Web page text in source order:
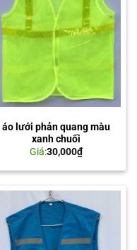
áo lưới phản quang màu
xanh chuối
Giá:30,000₫